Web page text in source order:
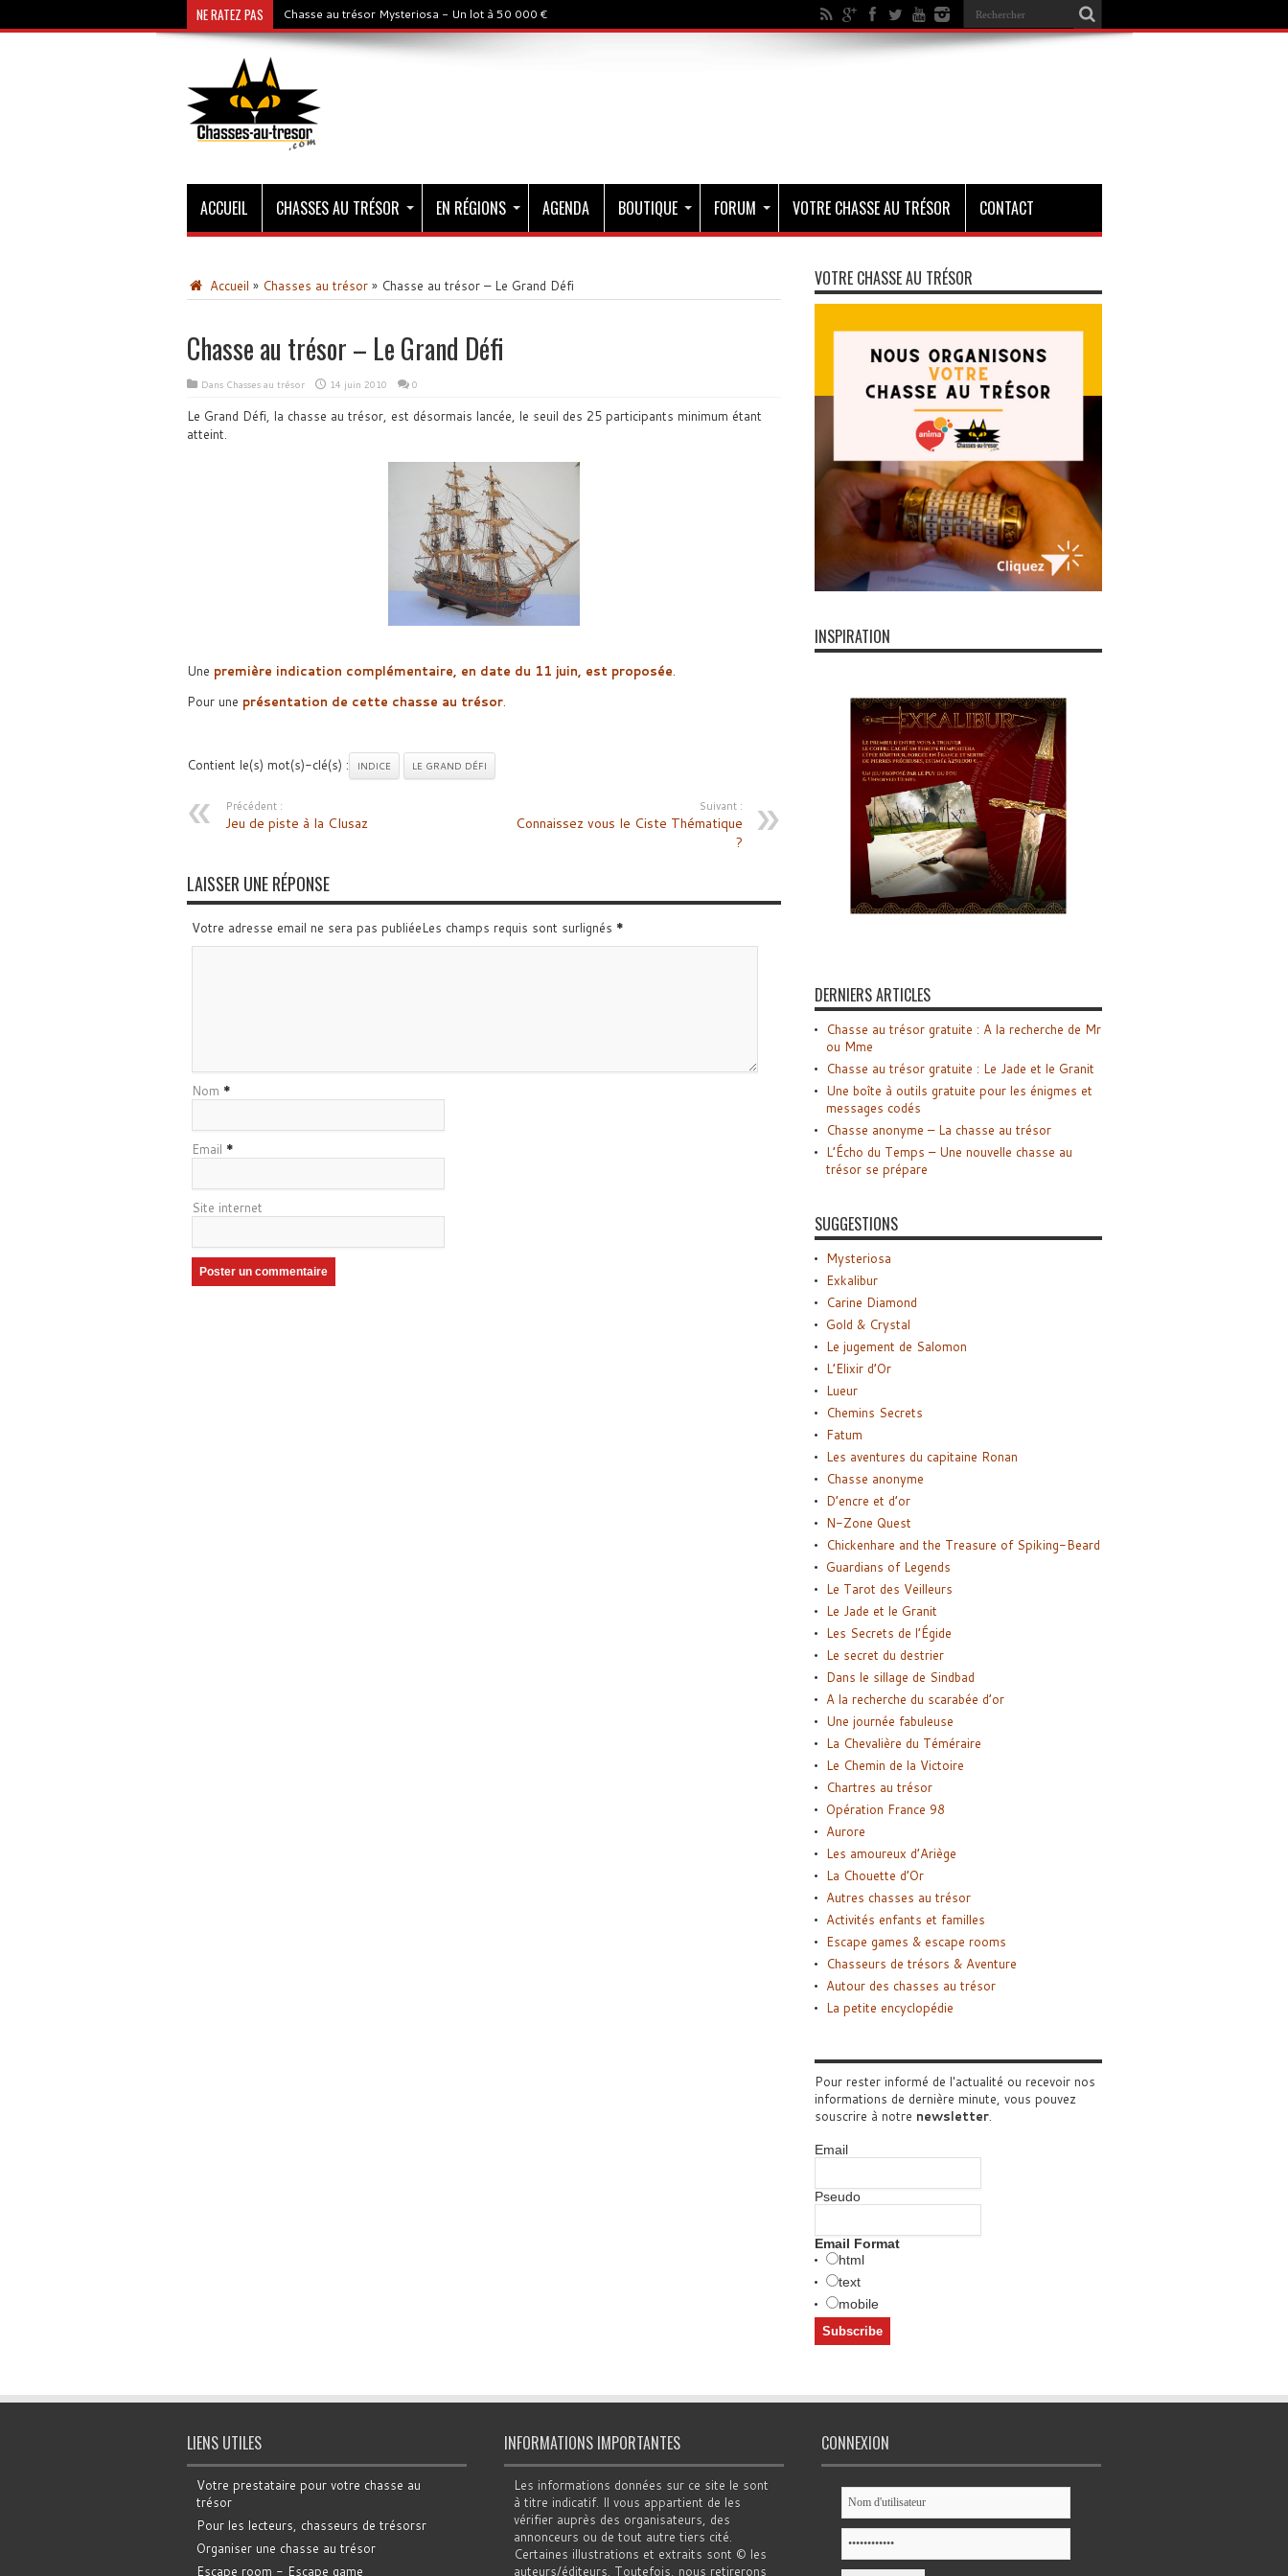
NE RATEZ PAS Chasse au trésor Mysteriosa - Un lot à 50 000 €
ACCUEIL CHASSES AU TRÉSOR EN RÉGIONS AGENDA BOUTIQUE FORUM VOTRE CHASSE AU TRÉSOR CONTACT
Accueil » Chasses au trésor » Chasse au trésor – Le Grand Défi
Chasse au trésor – Le Grand Défi
Dans Chasses au trésor 14 juin 2010 0
Le Grand Défi, la chasse au trésor, est désormais lancée, le seuil des 25 participants minimum étant
atteint.
Une première indication complémentaire, en date du 11 juin, est proposée.
Pour une présentation de cette chasse au trésor.
Contient le(s) mot(s)-clé(s) : INDICE LE GRAND DÉFI
Précédent :
Jeu de piste à la Clusaz
Suivant :
Connaissez vous le Ciste Thématique
?
LAISSER UNE RÉPONSE
Votre adresse email ne sera pas publiéeLes champs requis sont surlignés *
Nom *
Email *
Site internet
VOTRE CHASSE AU TRÉSOR
INSPIRATION
DERNIERS ARTICLES
Chasse au trésor gratuite : A la recherche de Mr
ou Mme
Chasse au trésor gratuite : Le Jade et le Granit
Une boîte à outils gratuite pour les énigmes et
messages codés
Chasse anonyme – La chasse au trésor
L’Écho du Temps – Une nouvelle chasse au
trésor se prépare
SUGGESTIONS
Mysteriosa
Exkalibur
Carine Diamond
Gold & Crystal
Le jugement de Salomon
L’Elixir d’Or
Lueur
Chemins Secrets
Fatum
Les aventures du capitaine Ronan
Chasse anonyme
D’encre et d’or
N-Zone Quest
Chickenhare and the Treasure of Spiking-Beard
Guardians of Legends
Le Tarot des Veilleurs
Le Jade et le Granit
Les Secrets de l’Égide
Le secret du destrier
Dans le sillage de Sindbad
A la recherche du scarabée d’or
Une journée fabuleuse
La Chevalière du Téméraire
Le Chemin de la Victoire
Chartres au trésor
Opération France 98
Aurore
Les amoureux d’Ariège
La Chouette d’Or
Autres chasses au trésor
Activités enfants et familles
Escape games & escape rooms
Chasseurs de trésors & Aventure
Autour des chasses au trésor
La petite encyclopédie
Pour rester informé de l'actualité ou recevoir nos
informations de dernière minute, vous pouvez
souscrire à notre newsletter.
Email
Pseudo
Email Format
html
text
mobile
LIENS UTILES
Votre prestataire pour votre chasse au
trésor
Pour les lecteurs, chasseurs de trésorsr
Organiser une chasse au trésor
Escape room - Escape game
INFORMATIONS IMPORTANTES
Les informations données sur ce site le sont
à titre indicatif. Il vous appartient de les
vérifier auprès des organisateurs, des
annonceurs ou de tout autre tiers cité.
Certaines illustrations et extraits sont © les
auteurs/éditeurs. Toutefois, nous retirerons
CONNEXION